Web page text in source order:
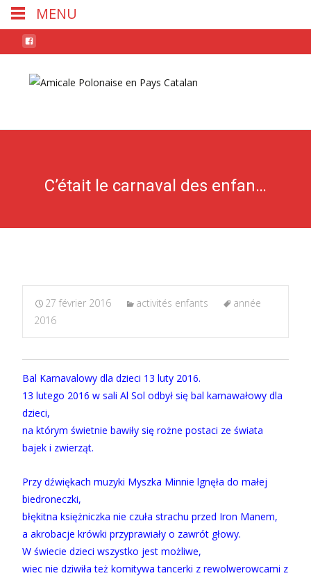
C’était le carnaval des enfants
27 février 2016 activités enfants
année
2016
Bal Karnavalowy dla dzieci 13 luty 2016.
13 lutego 2016 w sali Al Sol odbył się bal karnawałowy dla
dzieci,
na którym świetnie bawiły się rożne postaci ze świata
bajek i zwierząt.
Przy dźwiękach muzyki Myszka Minnie lgnęła do małej
biedroneczki,
błękitna księżniczka nie czuła strachu przed Iron Manem,
a akrobacje krówki przyprawiały o zawrót głowy.
W świecie dzieci wszystko jest możliwe,
wiec nie dziwiła też komitywa tancerki z rewolwerowcami z
MENU